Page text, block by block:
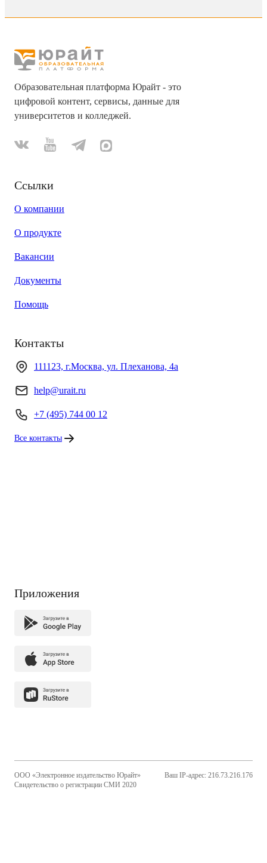
Образовательная платформа Юрайт - это
цифровой контент, сервисы, данные для
университетов и колледжей.
Ссылки
О компании
О продукте
Вакансии
Документы
Помощь
Контакты
111123, г.Москва, ул. Плеханова, 4а
help@urait.ru
+7 (495) 744 00 12
Все контакты
Приложения
ООО «Электронное издательство Юрайт»
Свидетельство о регистрации СМИ 2020
Ваш IP-адрес: 216.73.216.176